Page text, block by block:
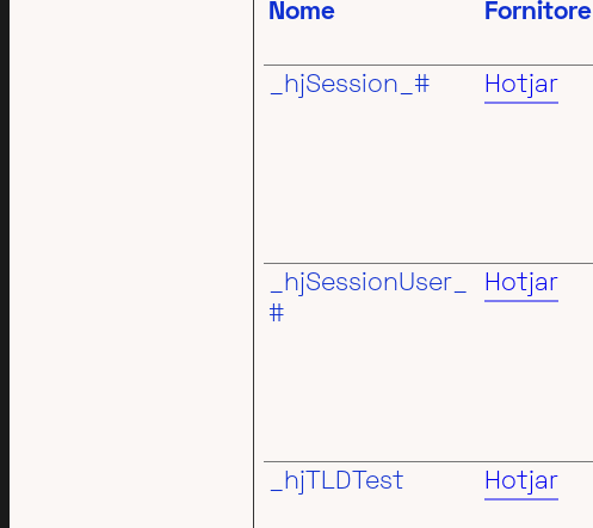
Nome Fornitore
_hjSession_# Hotjar
_hjSessionUser_
#
Hotjar
_hjTLDTest Hotjar